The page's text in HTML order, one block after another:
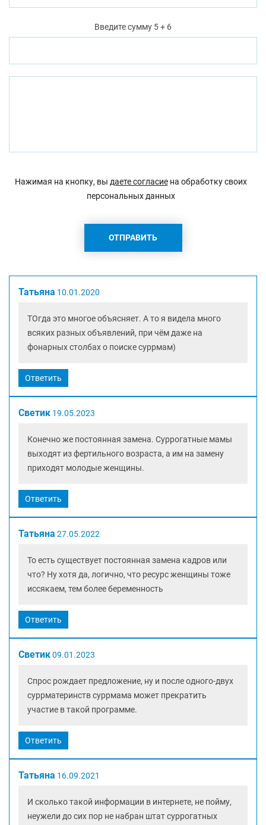
Введите сумму 5 + 6
Нажимая на кнопку, вы даете согласиена обработку своих
персональных данных
Татьяна 10.01.2020
ТОгда это многое объясняет. А то я видела много
всяких разных объявлений, при чём даже на
фонарных столбах о поиске суррмам)
Ответить
Светик 19.05.2023
Конечно же постоянная замена. Суррогатные мамы
выходят из фертильного возраста, а им на замену
приходят молодые женщины.
Ответить
Татьяна 27.05.2022
То есть существует постоянная замена кадров или
что? Ну хотя да, логично, что ресурс женщины тоже
иссякаем, тем более беременность
Ответить
Светик09.01.2023
Спрос рождает предложение, ну и после одного-двух
суррматеринств суррмама может прекратить
участие в такой программе.
Ответить
Татьяна 16.09.2021
И сколько такой информации в интернете, не пойму,
неужели до сих пор не набран штат суррогатных